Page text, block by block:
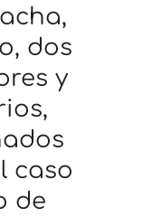
dos
y
caso
de